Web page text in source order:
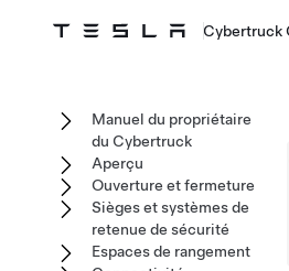
Cybertruck
Manuel du propriétaire
du Cybertruck
Aperçu
Ouverture et fermeture
Sièges et systèmes de
retenue de sécurité
Espaces de rangement